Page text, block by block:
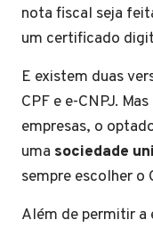
nota fiscal seja
um certificado
E existem duas
CPF e e-CNPJ.
empresas, o
uma sociedade
sempre escolher o
Além de permitir a